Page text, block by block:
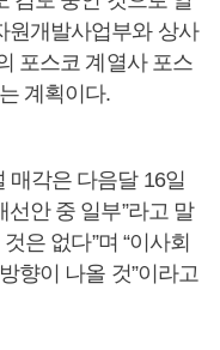
원개발사업부와 상사
포스코 계열사 포스
계획이다.
매각은 다음달 16일
안 중 일부”라고 말
은 없다”며 “이사회
향이 나올 것”이라고